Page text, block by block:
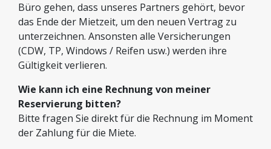
Büro gehen, dass unseres Partners gehört, bevor
das Ende der Mietzeit, um den neuen Vertrag zu
unterzeichnen. Ansonsten alle Versicherungen
(CDW, TP, Windows / Reifen usw.) werden ihre
Gültigkeit verlieren.
Wie kann ich eine Rechnung von meiner
Reservierung bitten?
Bitte fragen Sie direkt für die Rechnung im Moment
der Zahlung für die Miete.